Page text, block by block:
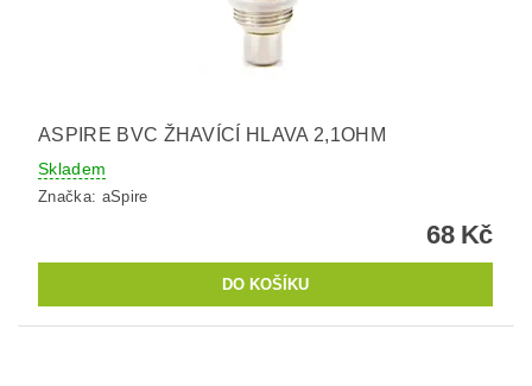
ASPIRE BVC ŽHAVÍCÍ HLAVA 2,1OHM
Skladem
Značka: aSpire
68 Kč